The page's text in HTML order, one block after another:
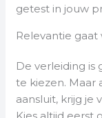
getest in jouw
Relevantie
De verleiding
te kiezen. Maar
aansluit, krijg je